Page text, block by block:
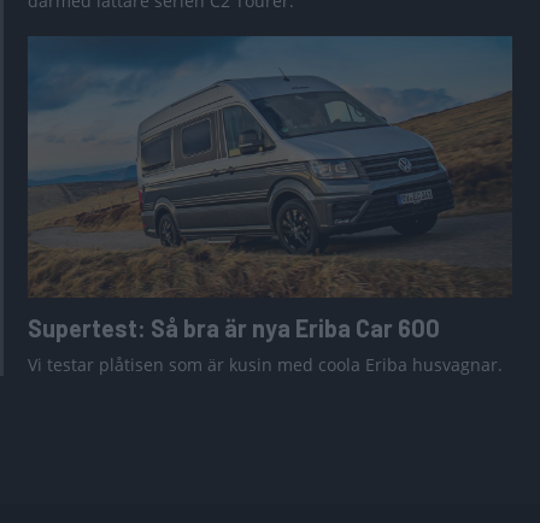
Supertest: Så bra är nya Eriba Car 600
Vi testar plåtisen som är kusin med coola Eriba husvagnar.